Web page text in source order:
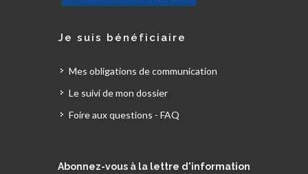
Je suis bénéficiaire
Mes obligations de communication
Le suivi de mon dossier
Foire aux questions - FAQ
Abonnez-vous à la lettre d'information